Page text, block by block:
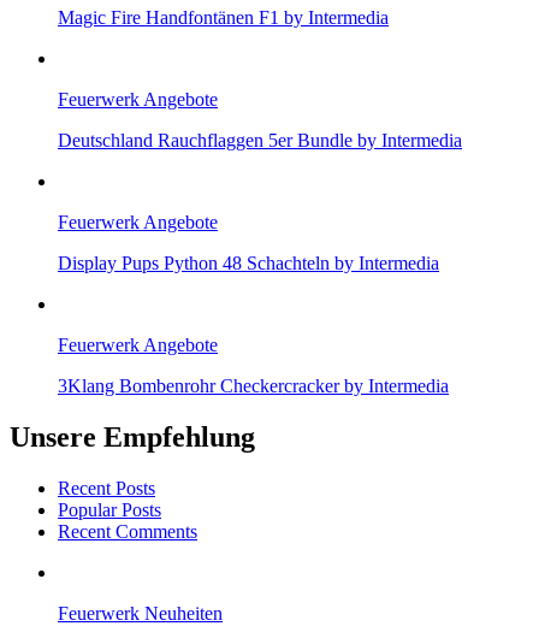
Magic Fire Handfontänen F1 by Intermedia
Feuerwerk Angebote
Deutschland Rauchflaggen 5er Bundle by Intermedia
Feuerwerk Angebote
Display Pups Python 48 Schachteln by Intermedia
Feuerwerk Angebote
3Klang Bombenrohr Checkercracker by Intermedia
Unsere Empfehlung
Recent Posts
Popular Posts
Recent Comments
Feuerwerk Neuheiten